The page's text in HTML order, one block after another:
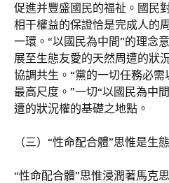
促進并豐盛國民的福祉。國民
相干權益的保證恰是完成人的
一環。“以國民為中間”的理念
展至生態友愛的天然周遭的狀
協調共生。“黨的一切任務必
最高尺度。”一切“以國民為中
遭的狀況權的基礎之地點。
（三）“性命配合體”思惟是生
“性命配合體”思惟浸潤著馬克